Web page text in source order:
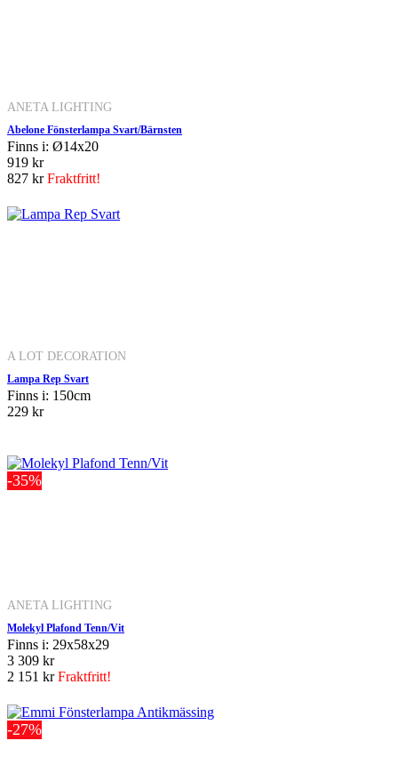
ANETA LIGHTING
Abelone Fönsterlampa Svart/Bärnsten
Finns i: Ø14x20
919 kr
827 krFraktfritt!
A LOT DECORATION
Lampa Rep Svart
Finns i: 150cm
229 kr
-35%
ANETA LIGHTING
Molekyl Plafond Tenn/Vit
Finns i: 29x58x29
3 309 kr
2 151 krFraktfritt!
-27%